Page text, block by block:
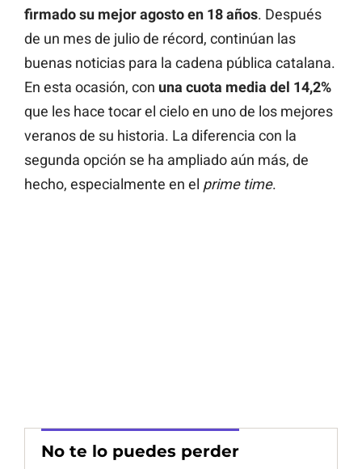
firmado su mejor agosto en 18 años. Después
de un mes de julio de récord, continúan las
buenas noticias para la cadena pública catalana.
En esta ocasión, con una cuota media del 14,2%
que les hace tocar el cielo en uno de los mejores
veranos de su historia. La diferencia con la
segunda opción se ha ampliado aún más, de
hecho, especialmente en el prime time.
No te lo puedes perder